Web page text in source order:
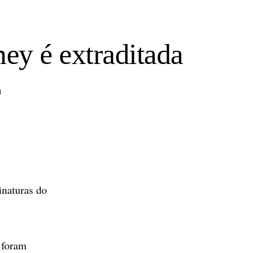
é extraditada
do